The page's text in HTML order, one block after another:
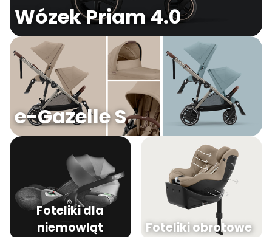
Wózek Priam 4.0
e-Gazelle S
Foteliki dla
niemowląt
Foteliki obrotowe